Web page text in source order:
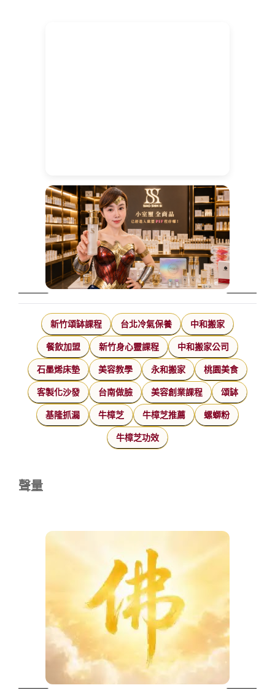
新竹頌缽課程 台北冷氣保養 中和搬家
餐飲加盟 新竹身心靈課程 中和搬家公司
石墨烯床墊 美容教學 永和搬家 桃園美食
客製化沙發 台南做臉 美容創業課程 頌缽
基隆抓漏 牛樟芝 牛樟芝推薦 螺螄粉
牛樟芝功效
聲量